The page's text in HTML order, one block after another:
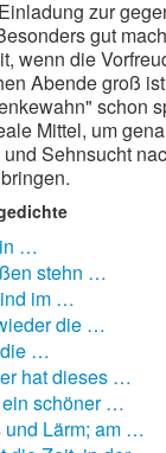
zur
gut
wenn die
Abende groß
schon
Mittel, um
Sehnsucht
…
stehn …
im …
die …
die …
hat dieses …
schöner …
und Lärm; am …